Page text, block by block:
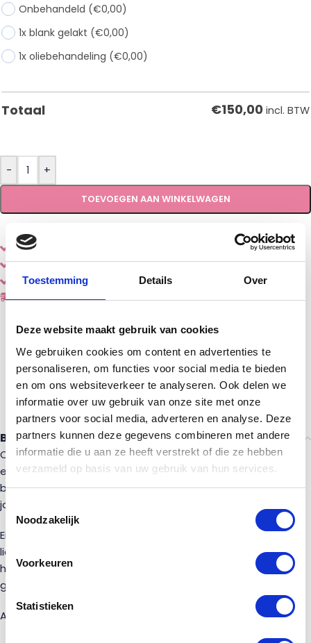
Toestemming Details Over
Deze website maakt gebruik van cookies
We gebruiken cookies om content en advertenties te
personaliseren, om functies voor social media te bieden
en om ons websiteverkeer te analyseren. Ook delen we
informatie over uw gebruik van onze site met onze
partners voor social media, adverteren en analyse. Deze
partners kunnen deze gegevens combineren met andere
informatie die u aan ze heeft verstrekt of die ze hebben
verzameld op basis van uw gebruik van hun services.
Toestemmingsselectie
Noodzakelijk
Voorkeuren
Statistieken
Onbehandeld (€0,00)
1x blank gelakt (€0,00)
1x oliebehandeling (€0,00)
Totaal €150,00 incl. BTW
- +
TOEVOEGEN AAN WINKELWAGEN
Eenvoudig
samenstellen en bestellen
Diversehoutsoorten en stijlen
Gemaakt door een echtevakman
Vóór dinsdag 12:00 uur besteld, doorgaans volgende
Bestel je vóór dinsdag 21 juli om 12:00 uur, dan
proberen wij je bestelling nog vóór onze vakantie te
leveren.
Bestellingen die daarna worden geplaatst, nemen
wij vanaf 17 augustus weer in behandeling.
Beschrijving
Op zoek naar eeneiken balustradegemaakt van
eikenhout? Dan is dit de balustrade voor jou! Je kunt deze
balustrade gemakkelijk zelf monteren en plaatsen rondom
jouw trapgat. Je kunt dus direct aan de slag!
Eiken is een hardhoutsoort. De kleur van eiken varieert van
licht tot donkerbruin. Dit is een van de bekendste
houtsoorten die nog steeds in veel situaties worden
gebruikt.
Afmetingen van de eiken balustrade: